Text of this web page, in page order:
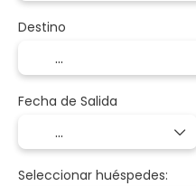
Destino
Fecha de Salida
Seleccionar huéspedes: